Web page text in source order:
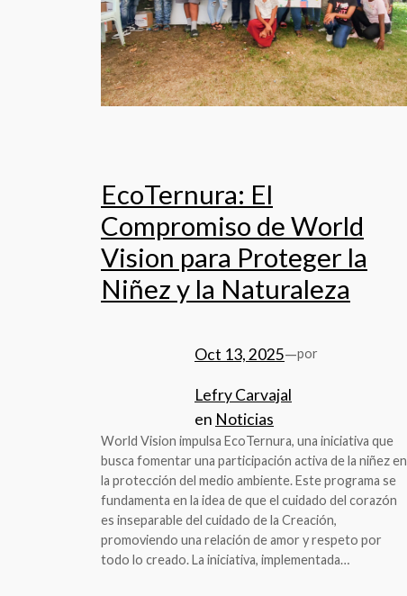
EcoTernura: El
Compromiso de World
Vision para Proteger la
Niñez y la Naturaleza
Oct 13, 2025—por
Lefry Carvajal
en Noticias
World Vision impulsa EcoTernura, una iniciativa que
busca fomentar una participación activa de la niñez en
la protección del medio ambiente. Este programa se
fundamenta en la idea de que el cuidado del corazón
es inseparable del cuidado de la Creación,
promoviendo una relación de amor y respeto por
todo lo creado. La iniciativa, implementada…